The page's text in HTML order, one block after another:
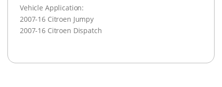
Vehicle Application:
2007-16 Citroen Jumpy
2007-16 Citroen Dispatch